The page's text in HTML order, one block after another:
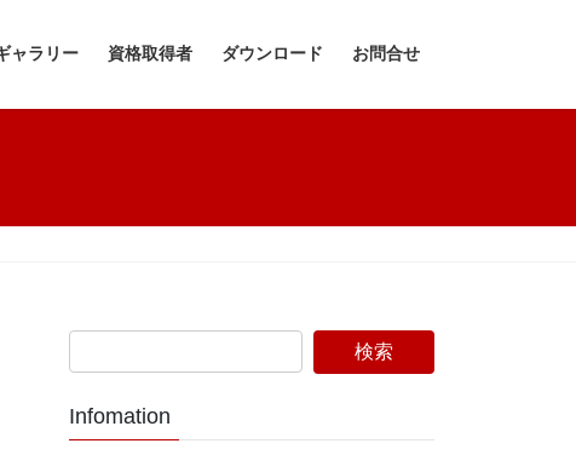
ャラリー 資格取得者 ダウンロード お問合せ
Infomation